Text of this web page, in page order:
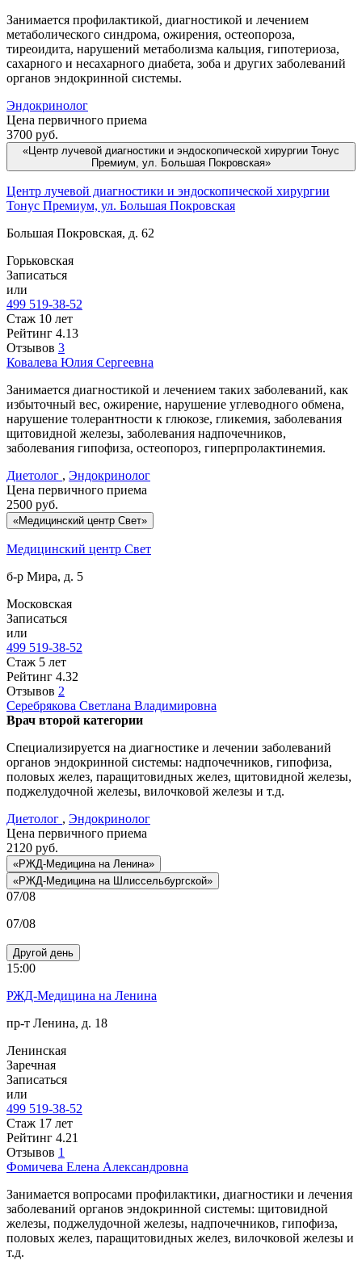
Занимается профилактикой, диагностикой и лечением
метаболического синдрома, ожирения, остеопороза,
тиреоидита, нарушений метаболизма кальция, гипотериоза,
сахарного и несахарного диабета, зоба и других заболеваний
органов эндокринной системы.
Эндокринолог
Цена первичного приема
3700 руб.
«Центр лучевой диагностики и эндоскопической хирургии Тонус
Премиум, ул. Большая Покровская»
Центр лучевой диагностики и эндоскопической хирургии
Тонус Премиум, ул. Большая Покровская
Большая Покровская, д. 62
Горьковская
Записаться
или
499 519-38-52
Стаж 10 лет
Рейтинг 4.13
Отзывов 3
Ковалева Юлия Сергеевна
Занимается диагностикой и лечением таких заболеваний, как
избыточный вес, ожирение, нарушение углеводного обмена,
нарушение толерантности к глюкозе, гликемия, заболевания
щитовидной железы, заболевания надпочечников,
заболевания гипофиза, остеопороз, гиперпролактинемия.
Диетолог , Эндокринолог
Цена первичного приема
2500 руб.
«Медицинский центр Свет»
Медицинский центр Свет
б-р Мира, д. 5
Московская
Записаться
или
499 519-38-52
Стаж 5 лет
Рейтинг 4.32
Отзывов 2
Серебрякова Светлана Владимировна
Врач второй категории
Специализируется на диагностике и лечении заболеваний
органов эндокринной системы: надпочечников, гипофиза,
половых желез, паращитовидных желез, щитовидной железы,
поджелудочной железы, вилочковой железы и т.д.
Диетолог , Эндокринолог
Цена первичного приема
2120 руб.
«РЖД-Медицина на Ленина»
«РЖД-Медицина на Шлиссельбургской»
07/08
07/08
Другой день
15:00
РЖД-Медицина на Ленина
пр-т Ленина, д. 18
Ленинская
Заречная
Записаться
или
499 519-38-52
Стаж 17 лет
Рейтинг 4.21
Отзывов 1
Фомичева Елена Александровна
Занимается вопросами профилактики, диагностики и лечения
заболеваний органов эндокринной системы: щитовидной
железы, поджелудочной железы, надпочечников, гипофиза,
половых желез, паращитовидных желез, вилочковой железы и
т.д.